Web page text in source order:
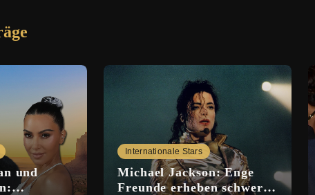
und
Internationale Stars
Michael Jackson: Enge
Freunde erheben schwere